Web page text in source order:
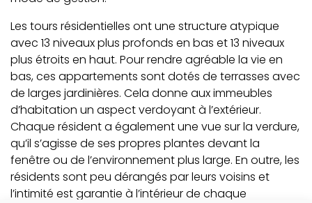
Les tours résidentielles ont une structure atypique
avec 13 niveaux plus profonds en bas et 13 niveaux
plus étroits en haut. Pour rendre agréable la vie en
bas, ces appartements sont dotés de terrasses avec
de larges jardinières. Cela donne aux immeubles
d’habitation un aspect verdoyant à l’extérieur.
Chaque résident a également une vue sur la verdure,
qu’il s’agisse de ses propres plantes devant la
fenêtre ou de l’environnement plus large. En outre, les
résidents sont peu dérangés par leurs voisins et
l’intimité est garantie à l’intérieur de chaque